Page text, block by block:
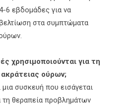
6 εβδομάδες για να
στα συμπτώματα
χρησιμοποιούνται για τη
ούρων;
συσκευή που εισάγεται
τη θεραπεία προβλημάτων